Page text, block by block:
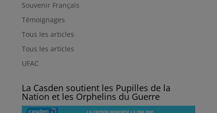
Souvenir Français
Témoignages
Tous les articles
Tous les articles
UFAC
La Casden soutient les Pupilles de la
Nation et les Orphelins du Guerre